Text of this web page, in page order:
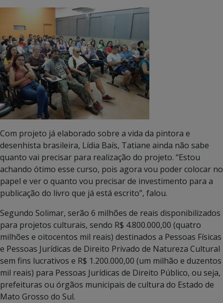
Com projeto já elaborado sobre a vida da pintora e
desenhista brasileira, Lídia Baís, Tatiane ainda não sabe
quanto vai precisar para realização do projeto. “Estou
achando ótimo esse curso, pois agora vou poder colocar no
papel e ver o quanto vou precisar de investimento para a
publicação do livro que já está escrito”, falou.
Segundo Solimar, serão 6 milhões de reais disponibilizados
para projetos culturais, sendo R$ 4.800.000,00 (quatro
milhões e oitocentos mil reais) destinados a Pessoas Físicas
e Pessoas Jurídicas de Direito Privado de Natureza Cultural
sem fins lucrativos e R$ 1.200.000,00 (um milhão e duzentos
mil reais) para Pessoas Jurídicas de Direito Público, ou seja,
prefeituras ou órgãos municipais de cultura do Estado de
Mato Grosso do Sul.